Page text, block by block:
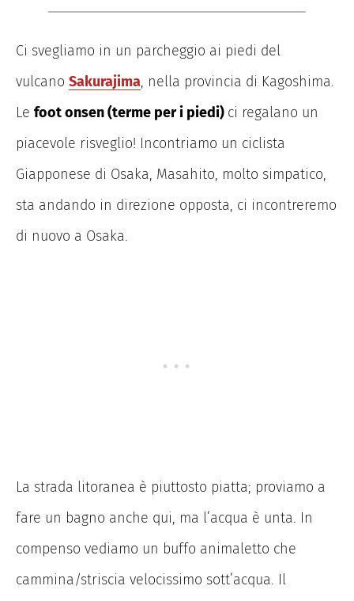
Ci svegliamo in un parcheggio ai piedi del
vulcano Sakurajima, nella provincia di Kagoshima.
Le foot onsen (terme per i piedi) ci regalano un
piacevole risveglio! Incontriamo un ciclista
Giapponese di Osaka, Masahito, molto simpatico,
sta andando in direzione opposta, ci incontreremo
di nuovo a Osaka.
La strada litoranea è piuttosto piatta; proviamo a
fare un bagno anche qui, ma l’acqua è unta. In
compenso vediamo un buffo animaletto che
cammina/striscia velocissimo sott’acqua. Il